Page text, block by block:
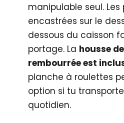
manipulable seul. Les
encastrées sur le
dessous du caisson
portage. La housse
rembourrée est
planche à roulettes
option si tu
quotidien.